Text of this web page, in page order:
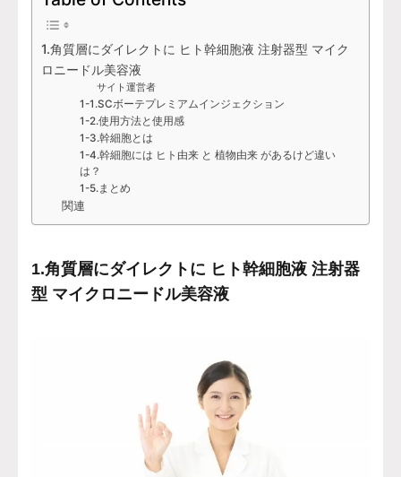
1.角質層にダイレクトに ヒト幹細胞液 注射器型 マイク
ロニードル美容液
サイト運営者
1-1.SCボーテプレミアムインジェクション
1-2.使用方法と使用感
1-3.幹細胞とは
1-4.幹細胞には ヒト由来 と 植物由来 があるけど違い
は？
1-5.まとめ
関連
1.角質層にダイレクトに ヒト幹細胞液 注射器
型 マイクロニードル美容液